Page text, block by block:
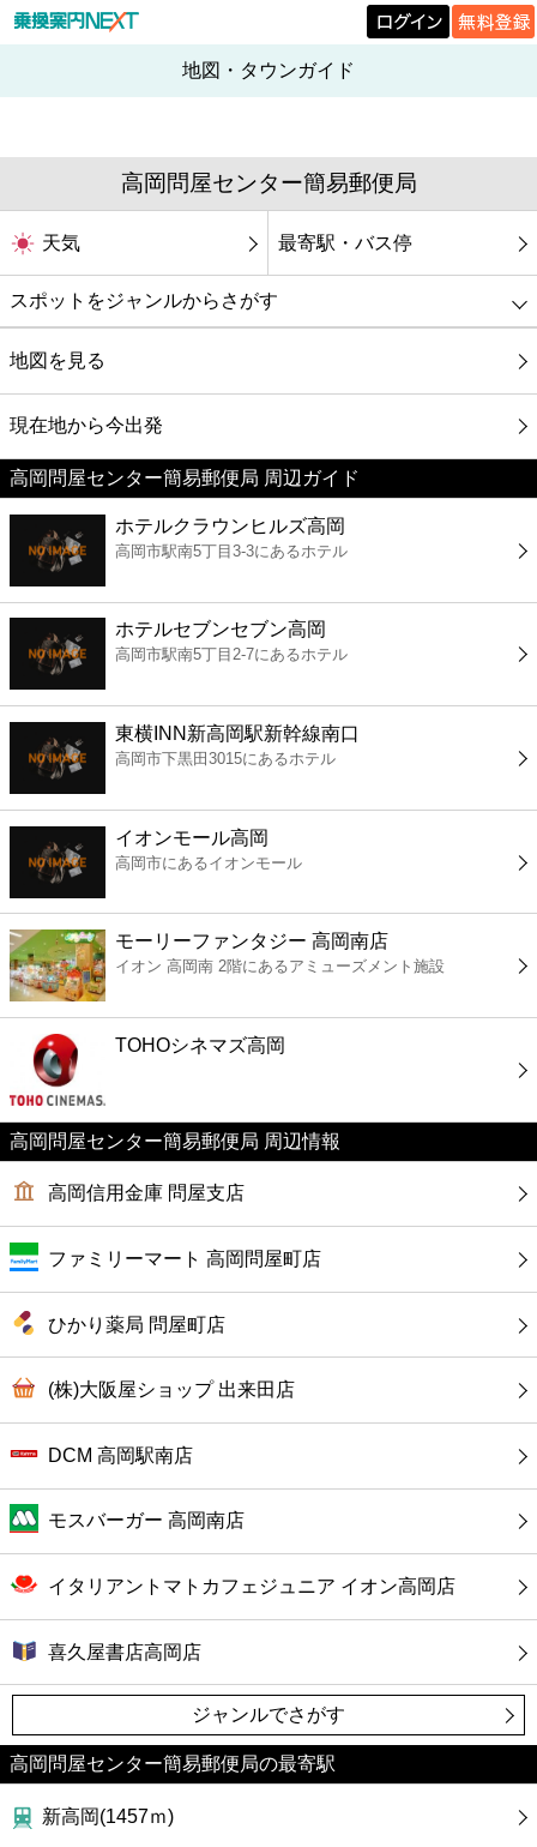
地図・タウンガイド
高岡問屋センター簡易郵便局
天気 最寄駅・バス停
スポットをジャンルからさがす
グルメ
映画
美容
コンビニ
薬局
スーパー
エンタメ
レジャー
書店
ファミレス
ファーストフード
カフェ
ショッピング
公共
病院
ホテル
地図を見る
現在地から今出発
高岡問屋センター簡易郵便局 周辺ガイド
ホテルクラウンヒルズ高岡
高岡市駅南5丁目3-3にあるホテル
ホテルセブンセブン高岡
高岡市駅南5丁目2-7にあるホテル
東横INN新高岡駅新幹線南口
高岡市下黒田3015にあるホテル
イオンモール高岡
高岡市にあるイオンモール
モーリーファンタジー 高岡南店
イオン 高岡南 2階にあるアミューズメント施設
TOHOシネマズ高岡
高岡問屋センター簡易郵便局 周辺情報
高岡信用金庫 問屋支店
ファミリーマート 高岡問屋町店
ひかり薬局 問屋町店
(株)大阪屋ショップ 出来田店
DCM 高岡駅南店
モスバーガー 高岡南店
イタリアントマトカフェジュニア イオン高岡店
喜久屋書店高岡店
ジャンルでさがす
高岡問屋センター簡易郵便局の最寄駅
新高岡(1457ｍ)